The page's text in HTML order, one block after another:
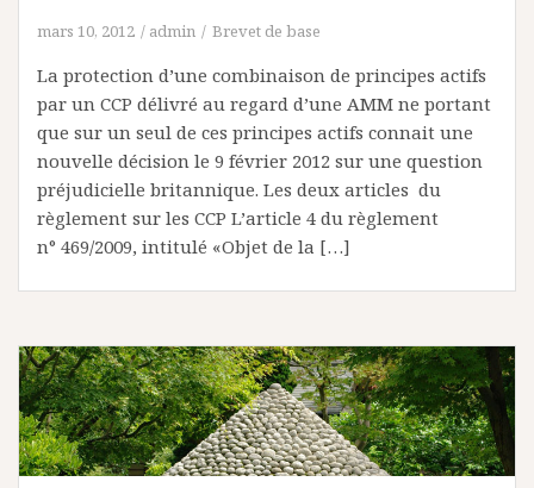
mars 10, 2012 admin Brevet de base
La protection d’une combinaison de principes actifs
par un CCP délivré au regard d’une AMM ne portant
que sur un seul de ces principes actifs connait une
nouvelle décision le 9 février 2012 sur une question
préjudicielle britannique. Les deux articles du
règlement sur les CCP L’article 4 du règlement
n° 469/2009, intitulé «Objet de la […]